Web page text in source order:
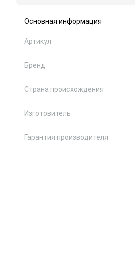
Основная информация
Артикул
Бренд
Страна происхождения
Изготовитель
Гарантия производителя